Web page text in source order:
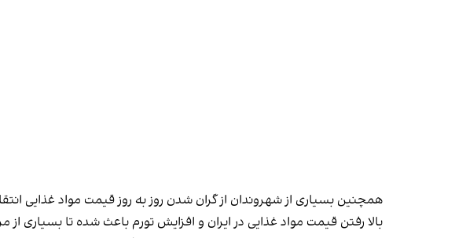
همچنین بسیاری از شهروندان از گران شدن روز به روز قیمت مواد غذایی
بالا رفتن قیمت مواد غذایی در ایران و افزایش تورم باعث شده تا بسیاری